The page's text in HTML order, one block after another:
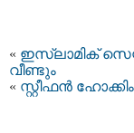
« ഇസ്ലാമിക്
വീണ്ടും
« സ്റ്റീഫന്‍